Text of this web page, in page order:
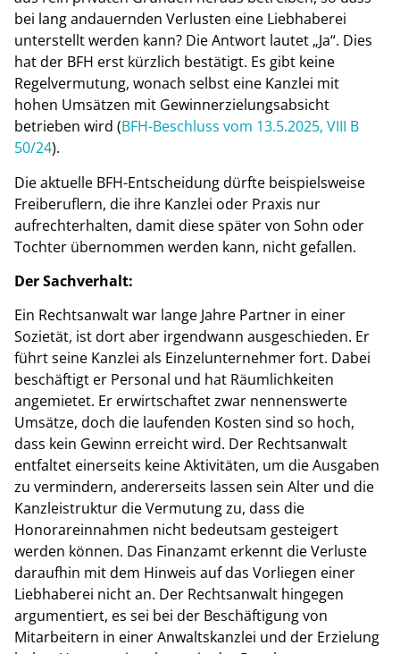
bei lang andauernden Verlusten eine Liebhaberei
unterstellt werden kann? Die Antwort lautet „Ja“. Dies
hat der BFH erst kürzlich bestätigt. Es gibt keine
Regelvermutung, wonach selbst eine Kanzlei mit
hohen Umsätzen mit Gewinnerzielungsabsicht
betrieben wird (BFH-Beschluss vom 13.5.2025, VIII B
50/24).
Die aktuelle BFH-Entscheidung dürfte beispielsweise
Freiberuflern, die ihre Kanzlei oder Praxis nur
aufrechterhalten, damit diese später von Sohn oder
Tochter übernommen werden kann, nicht gefallen.
Der Sachverhalt:
Ein Rechtsanwalt war lange Jahre Partner in einer
Sozietät, ist dort aber irgendwann ausgeschieden. Er
führt seine Kanzlei als Einzelunternehmer fort. Dabei
beschäftigt er Personal und hat Räumlichkeiten
angemietet. Er erwirtschaftet zwar nennenswerte
Umsätze, doch die laufenden Kosten sind so hoch,
dass kein Gewinn erreicht wird. Der Rechtsanwalt
entfaltet einerseits keine Aktivitäten, um die Ausgaben
zu vermindern, andererseits lassen sein Alter und die
Kanzleistruktur die Vermutung zu, dass die
Honorareinnahmen nicht bedeutsam gesteigert
werden können. Das Finanzamt erkennt die Verluste
daraufhin mit dem Hinweis auf das Vorliegen einer
Liebhaberei nicht an. Der Rechtsanwalt hingegen
argumentiert, es sei bei der Beschäftigung von
Mitarbeitern in einer Anwaltskanzlei und der Erzielung